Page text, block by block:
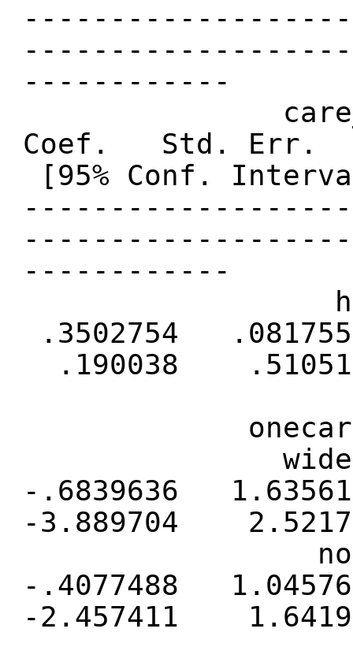
------------
Coef. Std.
[95% Conf.
------------
.3502754
.190038
wider
-.6839636
-3.889704
not
-.4077488
-2.457411